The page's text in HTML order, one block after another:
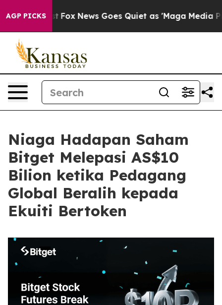
AGP PICKS
Exist Fox News Goes Quiet as 'Maga Media
Niaga Hadapan Saham
Bitget Melepasi AS$10
Bilion ketika Pedagang
Global Beralih kepada
Ekuiti Bertoken